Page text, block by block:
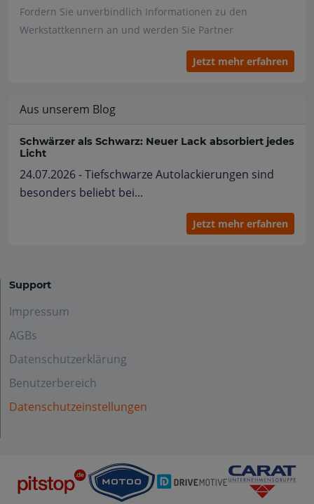
Fordern Sie unverbindlich Informationen zu den
Werkstattkennern an und werden Sie Partner
Jetzt mehr erfahren
Aus unserem Blog
Schwärzer als Schwarz: Neuer Lack absorbiert jedes
Licht
24.07.2026 - Tiefschwarze Autolackierungen sind
besonders beliebt bei...
Jetzt mehr erfahren
Support
Impressum
AGBs
Datenschutzerklärung
Benutzerbereich
Datenschutzeinstellungen